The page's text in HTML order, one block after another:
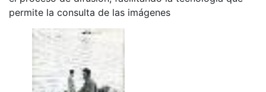
permite la consulta de las imágenes